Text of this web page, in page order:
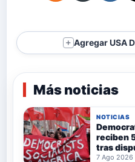
＋ Agregar USA
Más noticias
NOTICIAS
reciben
tras
7 Ago 2026